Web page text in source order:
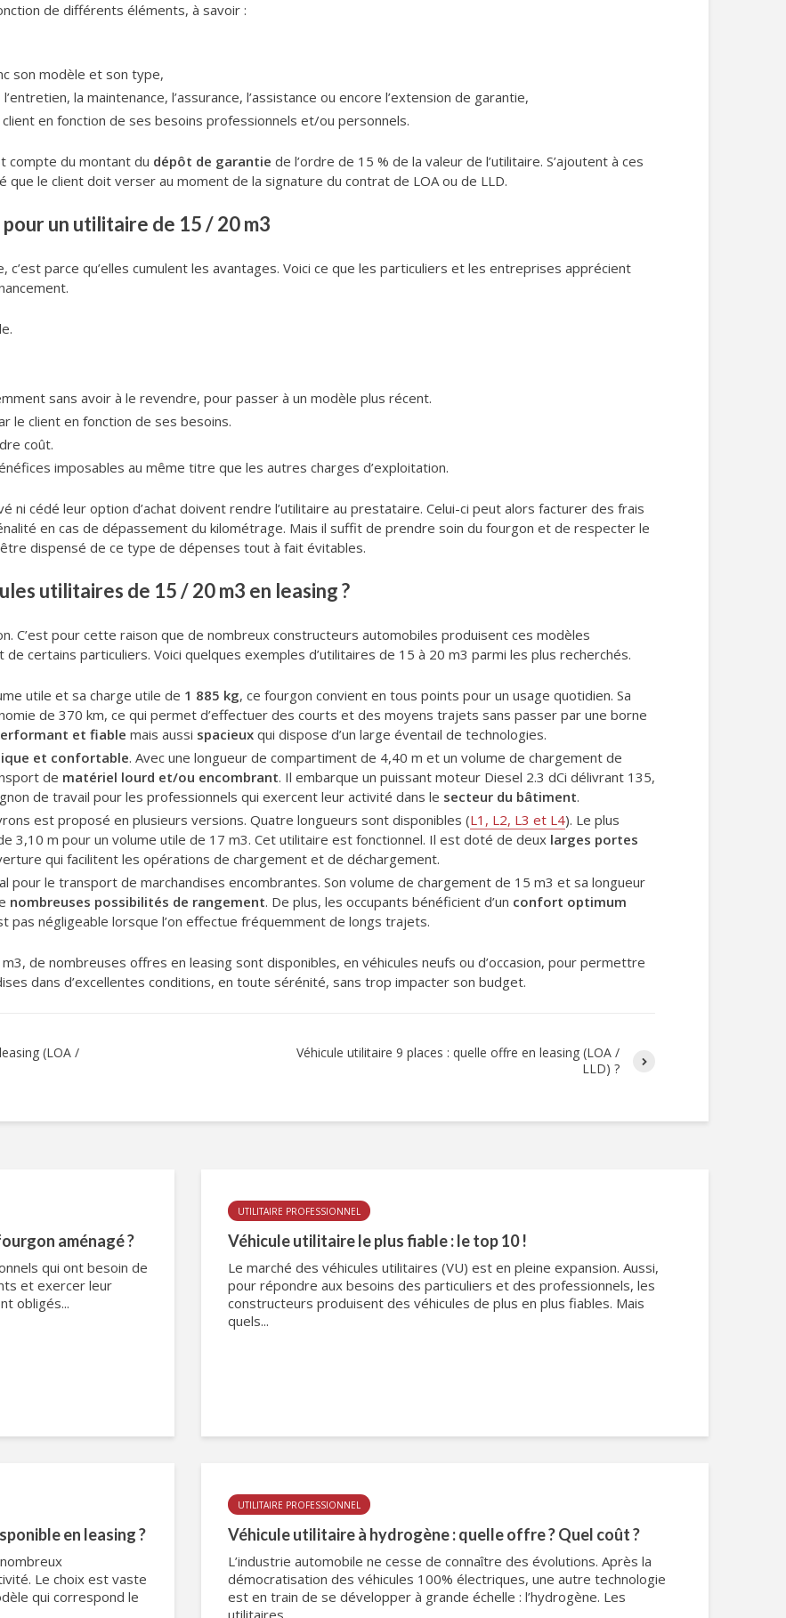
de différents éléments, à savoir :
son modèle et son type,
la maintenance, l’assurance, l’assistance ou encore l’extension de garantie,
en fonction de ses besoins professionnels et/ou personnels.
compte du montant du dépôt de garantie de l’ordre de 15 % de la valeur de l’utilitaire. S’ajoutent à ces
le client doit verser au moment de la signature du contrat de LOA ou de LLD.
un utilitaire de 15 / 20 m3
c’est parce qu’elles cumulent les avantages. Voici ce que les particuliers et les entreprises apprécient
sans avoir à le revendre, pour passer à un modèle plus récent.
le client en fonction de ses besoins.
coût.
imposables au même titre que les autres charges d’exploitation.
ni cédé leur option d’achat doivent rendre l’utilitaire au prestataire. Celui-ci peut alors facturer des frais
en cas de dépassement du kilométrage. Mais il suffit de prendre soin du fourgon et de respecter le
dispensé de ce type de dépenses tout à fait évitables.
utilitaires de 15 / 20 m3 en leasing ?
C’est pour cette raison que de nombreux constructeurs automobiles produisent ces modèles
certains particuliers. Voici quelques exemples d’utilitaires de 15 à 20 m3 parmi les plus recherchés.
utile et sa charge utile de 1 885 kg, ce fourgon convient en tous points pour un usage quotidien. Sa
de 370 km, ce qui permet d’effectuer des courts et des moyens trajets sans passer par une borne
et fiable mais aussi spacieux qui dispose d’un large éventail de technologies.
et confortable. Avec une longueur de compartiment de 4,40 m et un volume de chargement de
de matériel lourd et/ou encombrant. Il embarque un puissant moteur Diesel 2.3 dCi délivrant 135,
de travail pour les professionnels qui exercent leur activité dans le secteur du bâtiment.
est proposé en plusieurs versions. Quatre longueurs sont disponibles (L1, L2, L3 et L4). Le plus
3,10 m pour un volume utile de 17 m3. Cet utilitaire est fonctionnel. Il est doté de deux larges portes
qui facilitent les opérations de chargement et de déchargement.
pour le transport de marchandises encombrantes. Son volume de chargement de 15 m3 et sa longueur
nombreuses possibilités de rangement. De plus, les occupants bénéficient d’un confort optimum
pas négligeable lorsque l’on effectue fréquemment de longs trajets.
de nombreuses offres en leasing sont disponibles, en véhicules neufs ou d’occasion, pour permettre
dans d’excellentes conditions, en toute sérénité, sans trop impacter son budget.
(LOA /
Véhicule utilitaire 9 places : quelle offre en leasing (LOA /
LLD) ?
aménagé ?
qui ont besoin de
et exercer leur
obligés...
UTILITAIRE PROFESSIONNEL
Véhicule utilitaire le plus fiable : le top 10 !
Le marché des véhicules utilitaires (VU) est en pleine expansion. Aussi,
pour répondre aux besoins des particuliers et des professionnels, les
constructeurs produisent des véhicules de plus en plus fiables. Mais
quels...
en leasing ?
Le choix est vaste
qui correspond le
UTILITAIRE PROFESSIONNEL
Véhicule utilitaire à hydrogène : quelle offre ? Quel coût ?
L’industrie automobile ne cesse de connaître des évolutions. Après la
démocratisation des véhicules 100% électriques, une autre technologie
est en train de se développer à grande échelle : l’hydrogène. Les
utilitaires...